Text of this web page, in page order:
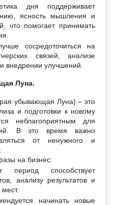
дня поддерживает
ясность мышления и
что помогает принимать
сосредоточиться на
связей, анализе
внедрении улучшений.
Луна.
убывающая Луна) – это
и подготовки к новому
неблагоприятным для
В это время важно
от ненужного и
на бизнес:
способствует
анализу результатов и
начинать новые